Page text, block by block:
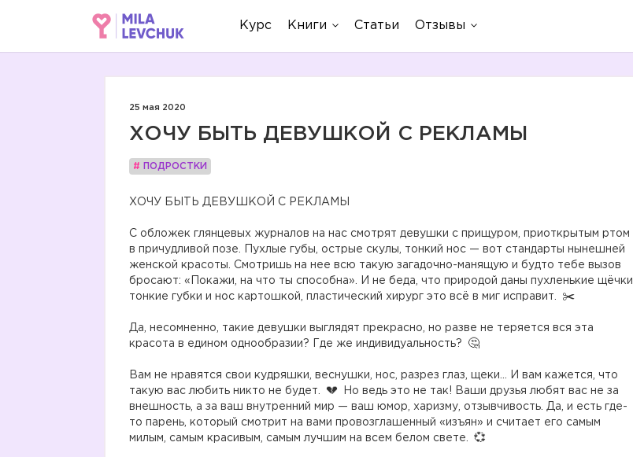
Курс Книги Статьи Отзывы
25 мая 2020
ХОЧУ БЫТЬ ДЕВУШКОЙ С РЕКЛАМЫ
# ПОДРОСТКИ
ХОЧУ БЫТЬ ДЕВУШКОЙ С РЕКЛАМЫ
С обложек глянцевых журналов на нас смотрят девушки с прищуром, приоткрытым ртом
в причудливой позе. Пухлые губы, острые скулы, тонкий нос — вот стандарты нынешней
женской красоты. Смотришь на нее всю такую загадочно-манящую и будто тебе вызов
бросают: «Покажи, на что ты способна». И не беда, что природой даны пухленькие щёчки,
тонкие губки и нос картошкой, пластический хирург это всё в миг исправит.
Да, несомненно, такие девушки выглядят прекрасно, но разве не теряется вся эта
красота в едином однообразии? Где же индивидуальность?
Вам не нравятся свои кудряшки, веснушки, нос, разрез глаз, щеки… И вам кажется, что
такую вас любить никто не будет.
Но ведь это не так! Ваши друзья любят вас не за
внешность, а за ваш внутренний мир — ваш юмор, харизму, отзывчивость. Да, и есть где-
то парень, который смотрит на вами провозглашенный «изъян» и считает его самым
милым, самым красивым, самым лучшим на всем белом свете.